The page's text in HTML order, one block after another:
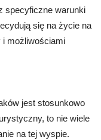
specyficzne warunki
się na życie na
i możliwościami
jest stosunkowo
to nie wiele
na tej wyspie.